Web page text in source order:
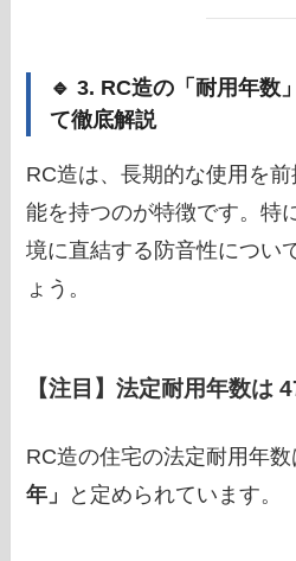
🔹 3. RC造の「耐用年数
て徹底解説
RC造は、長期的な使用を
能を持つのが特徴です。特
境に直結する防音性につい
ょう。
【注目】法定耐用年数は
RC造の住宅の法定耐用年
年」
と定められています。